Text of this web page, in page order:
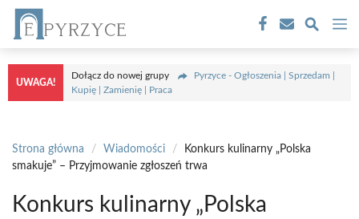
Przejdź
treści
UWAGA!
Dołącz do nowej grupy
Pyrzyce - Ogłoszenia | Sprzedam |
Kupię | Zamienię | Praca
Strona główna / Wiadomości /
Konkurs kulinarny „Polska
smakuje” – Przyjmowanie zgłoszeń trwa
Konkurs kulinarny „Polska